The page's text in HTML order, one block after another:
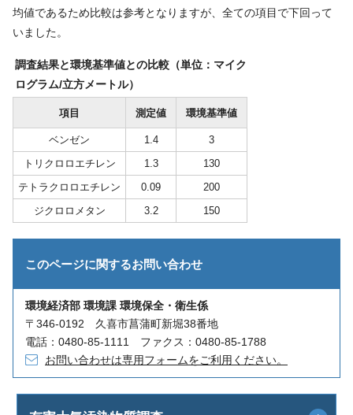
均値であるため比較は参考となりますが、全ての項目で下回って
いました。
調査結果と環境基準値との比較（単位：マイク
ログラム/立方メートル）
項目 測定値 環境基準値
ベンゼン 1.4
3
トリクロロエチレン
1.3
130
テトラクロロエチレン
0.09
200
ジクロロメタン
3.2 150
このページに関するお問い合わせ
環境経済部 環境課 環境保全・衛生係
〒346-0192 久喜市菖蒲町新堀38番地
電話：0480-85-1111 ファクス：0480-85-1788
お問い合わせは専用フォームをご利用ください。